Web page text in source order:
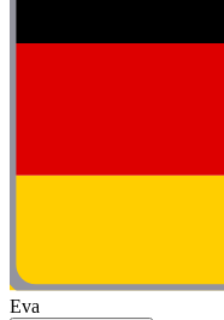
Eva